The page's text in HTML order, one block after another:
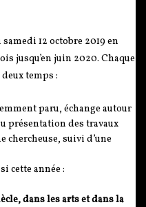
12 octobre 2019 en
jusqu’en juin 2020. Chaque
temps :
paru, échange autour
présentation des travaux
chercheuse, suivi d’une
cette année :
dans les arts et dans la